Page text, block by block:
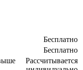
Бесплатно
Бесплатно
Рассчитывается